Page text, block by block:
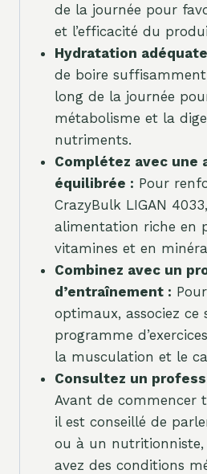
de la journée pour
et l’efficacité du
Hydratation
de boire
long de la journée
métabolisme et la
nutriments.
Complétez avec une
équilibrée : Pour
CrazyBulk LIGAN
alimentation riche en
vitamines et en
Combinez avec un
d’entraînement :
optimaux, associez
programme
la musculation et le
Consultez un
Avant de commencer
il est conseillé de
ou à un nutritionniste,
avez des conditions